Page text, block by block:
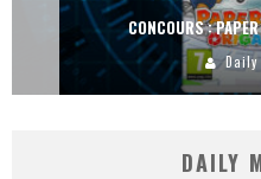
CONCOURS :
Daily
DAILY